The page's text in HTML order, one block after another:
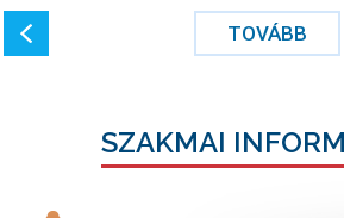
TOVÁBB
SZAKMAI